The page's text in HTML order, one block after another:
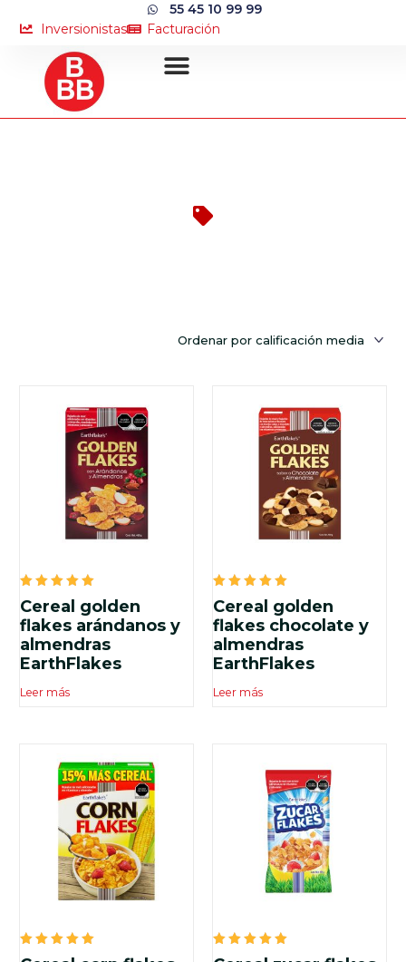
55 45 10 99 99
Inversionistas
Facturación
Valorado
en
5.00
de 5
Cereal golden
flakes arándanos y
almendras
EarthFlakes
Leer más
Valorado
en
5.00
de 5
Cereal golden
flakes chocolate y
almendras
EarthFlakes
Leer más
Valorado
Valorado